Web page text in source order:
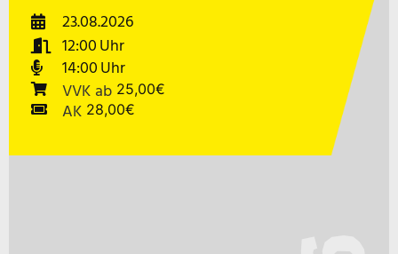
23.08.2026
12:00
14:00
VVK ab 25,00€
AK 28,00€